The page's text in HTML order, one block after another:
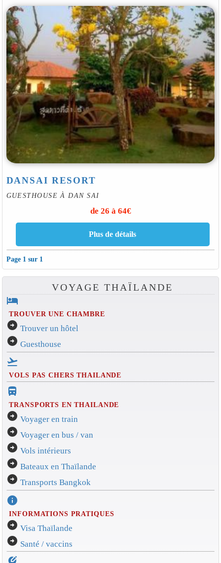
DANSAI RESORT
GUESTHOUSE À DAN SAI
de 26 à 64€
Page 1 sur 1
VOYAGE THAÏLANDE
hotel
TROUVER UNE CHAMBRE
arrow_circle_right Trouver un hôtel
arrow_circle_right Guesthouse
flight_takeoff
VOLS PAS CHERS THAILANDE
directions_bus_filled
TRANSPORTS EN THAILANDE
arrow_circle_right Voyager en train
arrow_circle_right Voyager en bus / van
arrow_circle_right Vols intérieurs
arrow_circle_right Bateaux en Thaïlande
arrow_circle_right Transports Bangkok
info
INFORMATIONS PRATIQUES
arrow_circle_right Visa Thaïlande
arrow_circle_right Santé / vaccins